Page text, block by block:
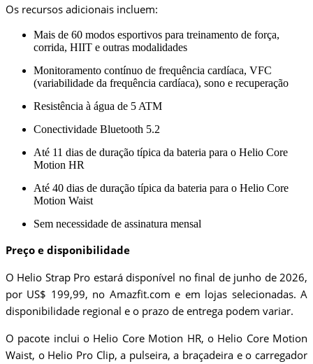
Os recursos adicionais incluem:
Mais de 60 modos esportivos para treinamento de força,
corrida, HIIT e outras modalidades
Monitoramento contínuo de frequência cardíaca, VFC
(variabilidade da frequência cardíaca), sono e recuperação
Resistência à água de 5 ATM
Conectividade Bluetooth 5.2
Até 11 dias de duração típica da bateria para o Helio Core
Motion HR
Até 40 dias de duração típica da bateria para o Helio Core
Motion Waist
Sem necessidade de assinatura mensal
Preço e disponibilidade
O Helio Strap Pro estará disponível no final de junho de 2026,
por US$ 199,99, no Amazfit.com e em lojas selecionadas. A
disponibilidade regional e o prazo de entrega podem variar.
O pacote inclui o Helio Core Motion HR, o Helio Core Motion
Waist, o Helio Pro Clip, a pulseira, a braçadeira e o carregador